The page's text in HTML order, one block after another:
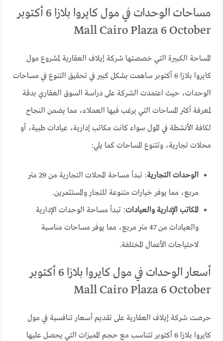
مساحات الوحدات في مول كايروا بلازا 6 أكتوبر
Mall Cairo Plaza 6 October
المساحة الكبيرة التي خصصتها شركة إيلاف العقارية لمشروع مول
كايروا بلازا 6 أكتوبر ساهمت بشكل كبير في تحقيق التنوع في مساحات
الوحدات، حيث اعتمدت الشركة على دراسة السوق العقاري بدقة
لمعرفة أكثر المساحات التي يرغب فيها العملاء، مما يضمن النجاح
لكافة الأنشطة في المول سواء كانت مكاتب إدارية، عيادات طبية، أو
محلات تجارية، وتتنوع المساحات كما يلي:
الوحدات التجارية
: تبدأ مساحة المحلات التجارية من 29 متر
مربع، مما يوفر خيارات متنوعة للتجار والمستثمرين.
المكاتب الإدارية والعيادات: تبدأ مساحة الوحدات الإدارية
والعيادات من 47 متر مربع، مما يوفر مساحات مناسبة
لاحتياجات الأعمال المختلفة.
أسعار الوحدات في مول كايروا بلازا 6 أكتوبر
Mall Cairo Plaza 6 October
حرصت شركة إيلاف العقارية على تقديم أسعار تنافسية في مول
كايروا بلازا 6 أكتوبر تتناسب مع حجم المميزات التي يحصل عليها